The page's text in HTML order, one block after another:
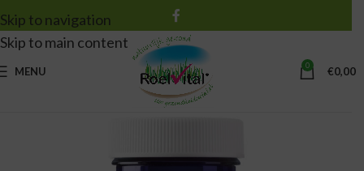
Skip to navigation
Skip to main content
MENU 0 €0,00